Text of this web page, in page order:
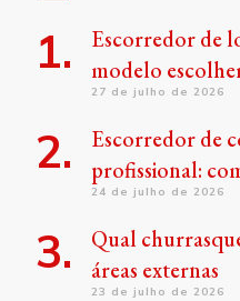
Escorredor de
modelo
27 de julho de 2026
Escorredor de
profissional:
24 de julho de 2026
Qual
áreas externas
23 de julho de 2026